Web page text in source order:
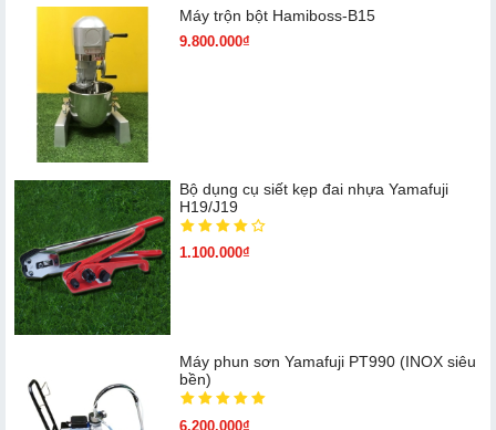
Máy trộn bột Hamiboss-B15
9.800.000₫
Bộ dụng cụ siết kẹp đai nhựa Yamafuji
H19/J19
1.100.000₫
Máy phun sơn Yamafuji PT990 (INOX siêu
bền)
6.200.000₫